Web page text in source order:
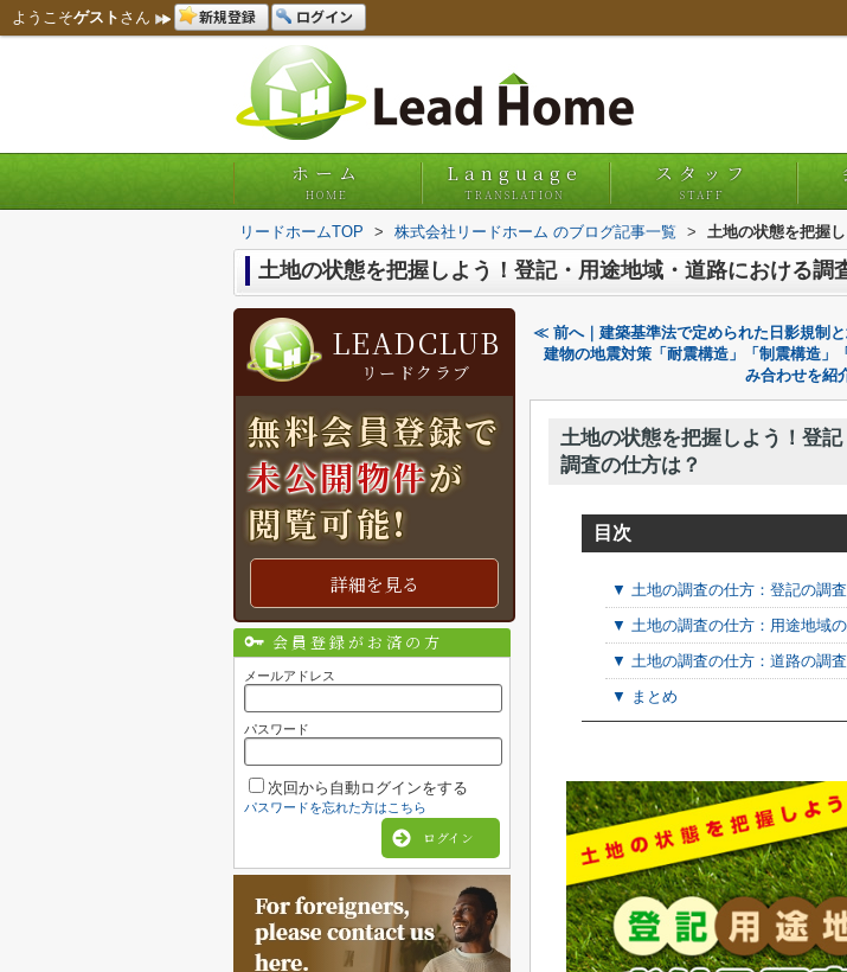
ようこそゲスト さん 新規登録 ログイン
ホーム
HOME
Language
TRANSLATION
スタッフ
STAFF
リードホームTOP > 株式会社リードホーム のブログ記事一覧 > 土地の状態を把握
土地の状態を把握しよう！登記・用途地域・道路における調
≪ 前へ｜建築基準法で定められた日影規制
建物の地震対策「耐震構造」「制震構造」
み合わせを紹
土地の状態を把握しよう！登
調査の仕方は？
目次
▼ 土地の調査の仕方：登記の調
▼ 土地の調査の仕方：用途地域
▼ 土地の調査の仕方：道路の調
▼ まとめ
LEADCLUB
リードクラブ
無料会員登録で
未公開物件が
閲覧可能!
詳細を見る
会員登録がお済の方
メールアドレス
パスワード
次回から自動ログインをする
パスワードを忘れた方はこちら
ログイン